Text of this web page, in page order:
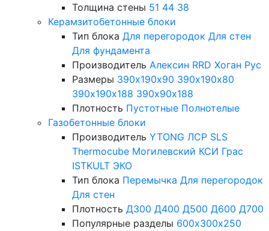
Толщина стены 51 44 38
Керамзитобетонные блоки
Тип блока Для перегородок Для стен
Для фундамента
Производитель Алексин RRD Хоган Рус
Размеры 390х190х90 390х190х80
390х190х188 390х90х188
Плотность Пустотные Полнотелые
Газобетонные блоки
Производитель YTONG ЛСР SLS
Thermocube Могилевский КСИ Грас
ISTKULT ЭКО
Тип блока Перемычка Для перегородок
Для стен
Плотность Д300 Д400 Д500 Д600 Д700
Популярные разделы 600х300х250